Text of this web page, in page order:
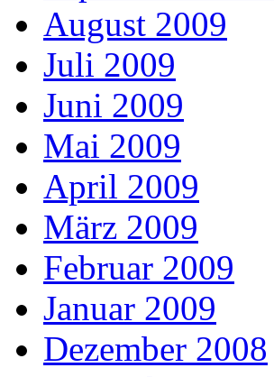
August 2009
Juli 2009
Juni 2009
Mai 2009
April 2009
März 2009
Februar 2009
Januar 2009
Dezember 2008